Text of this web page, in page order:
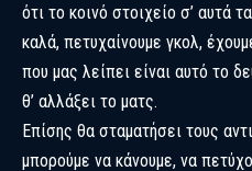
ότι το κοινό στοιχείο σ’ αυτά
καλά, πετυχαίνουμε γκολ,
που μας λείπει είναι αυτό το
θ’ αλλάξει το ματς.
Επίσης θα σταματήσει τους
μπορούμε να κάνουμε, να